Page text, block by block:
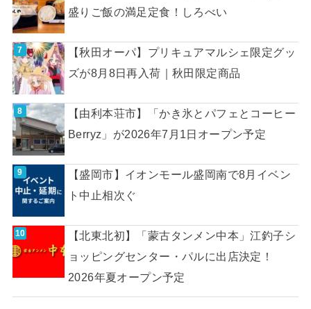
盛りご飯の満足定食！しろべい
【秋田オーパ】プリキュアマルシェ限定グッ
ズが8月8日再入荷｜秋田限定商品
【由利本荘市】「かき氷とパフェとコーヒー
Berryz」が2026年7月1日オープン予定
【盛岡市】イオンモール盛岡南で8月イベン
ト中止相次ぐ
【北東北初】「蒙古タンメン中本」江釣子シ
ョッピングセンター・パルに出店決定！
2026年夏オープン予定